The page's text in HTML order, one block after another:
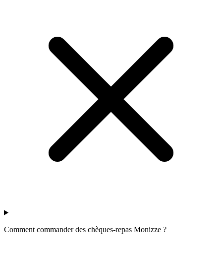
Comment commander des chèques-repas Monizze ?